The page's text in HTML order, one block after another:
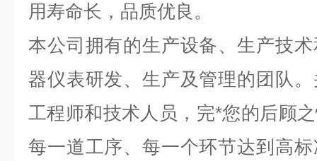
用寿命长，品质优良。
本公司拥有的生产设备、生产技
器仪表研发、生产及管理的团队
工程师和技术人员，完*您的后顾
每一道工序、每一个环节达到高